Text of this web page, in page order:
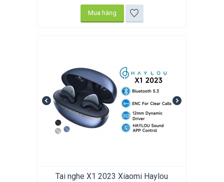
Mua hàng
Tai nghe X1 2023 Xiaomi Haylou